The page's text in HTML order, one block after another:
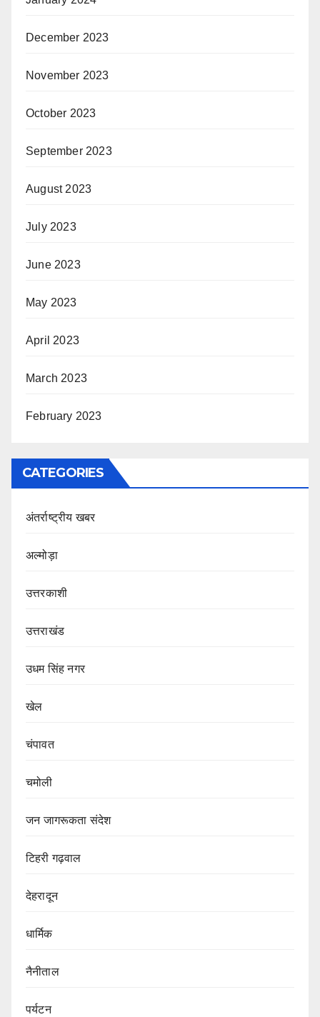
December 2023
November 2023
October 2023
September 2023
August 2023
July 2023
June 2023
May 2023
April 2023
March 2023
February 2023
CATEGORIES
अंतर्राष्ट्रीय खबर
अल्मोड़ा
उत्तरकाशी
उत्तराखंड
उधम सिंह नगर
खेल
चंपावत
चमोली
जन जागरूकता संदेश
टिहरी गढ़वाल
देहरादून
धार्मिक
नैनीताल
पर्यटन